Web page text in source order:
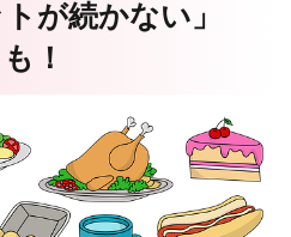
が続かない」
！